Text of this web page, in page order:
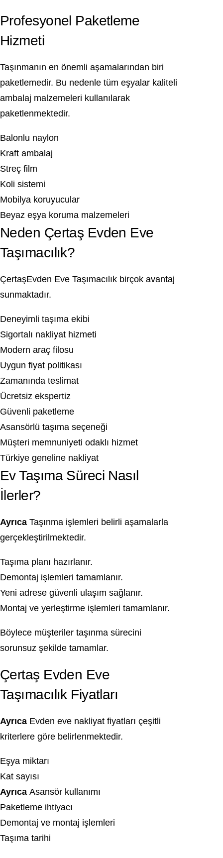
Profesyonel Paketleme
Hizmeti
Taşınmanın en önemli aşamalarından biri
paketlemedir. Bu nedenle tüm eşyalar kaliteli
ambalaj malzemeleri kullanılarak
paketlenmektedir.
Balonlu naylon
Kraft ambalaj
Streç film
Koli sistemi
Mobilya koruyucular
Beyaz eşya koruma malzemeleri
Neden Çertaş Evden Eve
Taşımacılık?
ÇertaşEvden Eve Taşımacılık birçok avantaj
sunmaktadır.
Deneyimli taşıma ekibi
Sigortalı nakliyat hizmeti
Modern araç filosu
Uygun fiyat politikası
Zamanında teslimat
Ücretsiz ekspertiz
Güvenli paketleme
Asansörlü taşıma seçeneği
Müşteri memnuniyeti odaklı hizmet
Türkiye geneline nakliyat
Ev Taşıma Süreci Nasıl
İlerler?
Ayrıca Taşınma işlemleri belirli aşamalarla
gerçekleştirilmektedir.
Taşıma planı hazırlanır.
Demontaj işlemleri tamamlanır.
Yeni adrese güvenli ulaşım sağlanır.
Montaj ve yerleştirme işlemleri tamamlanır.
Böylece müşteriler taşınma sürecini
sorunsuz şekilde tamamlar.
Çertaş Evden Eve
Taşımacılık Fiyatları
Ayrıca Evden eve nakliyat fiyatları çeşitli
kriterlere göre belirlenmektedir.
Eşya miktarı
Kat sayısı
Ayrıca Asansör kullanımı
Paketleme ihtiyacı
Demontaj ve montaj işlemleri
Taşıma tarihi